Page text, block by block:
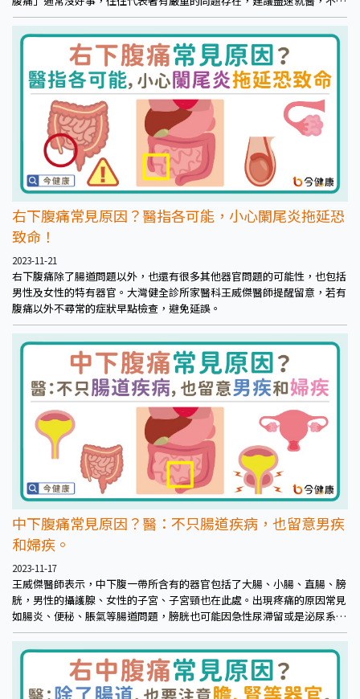
再觀察。
右下腹痛常見原因？醫指各可能，小心闌尾炎拖延恐
致命！
2023-11-21
右下腹痛除了腸道問題以外，也還有很多其他器官問題的可能性，也包括
男性及女性的特有器官。大灣健全診所家醫科王威傑醫師提醒留意，若有
腹痛以外不尋常的症狀早點檢查，避免延誤。
中下腹痛常見原因？醫：不只腸道疾病，也留意男疾
和婦疾。
2023-11-17
王威傑醫師表示，中下腹一帶所含有的器官包括了大腸、小腸、直腸、膀
胱，男性的攝護腺、女性的子宮、子宮頸也在此處。出現疼痛的原因常見
如腸炎、便秘、脹氣等腸道問題，膀胱也可能因急性尿滯留或是泌尿系統
結石、發炎、感染而疼痛。